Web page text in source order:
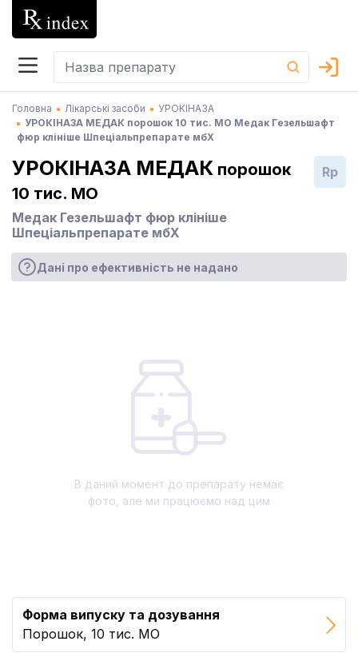
Головна Лікарські засоби
УРОКІНАЗА
УРОКІНАЗА МЕДАК порошок 10 тис. МО Медак Гезельшафт
фюр клініше Шпеціальпрепарате мбХ
УРОКІНАЗА МЕДАК порошок
10 тис. МО
Медак Гезельшафт фюр клініше
Шпеціальпрепарате мбХ
Rp
Дані про ефективність не надано
В даний момент до препарату немає
фото, але ми працюємо над цим
Форма випуску та дозування
Порошок, 10 тис. МО